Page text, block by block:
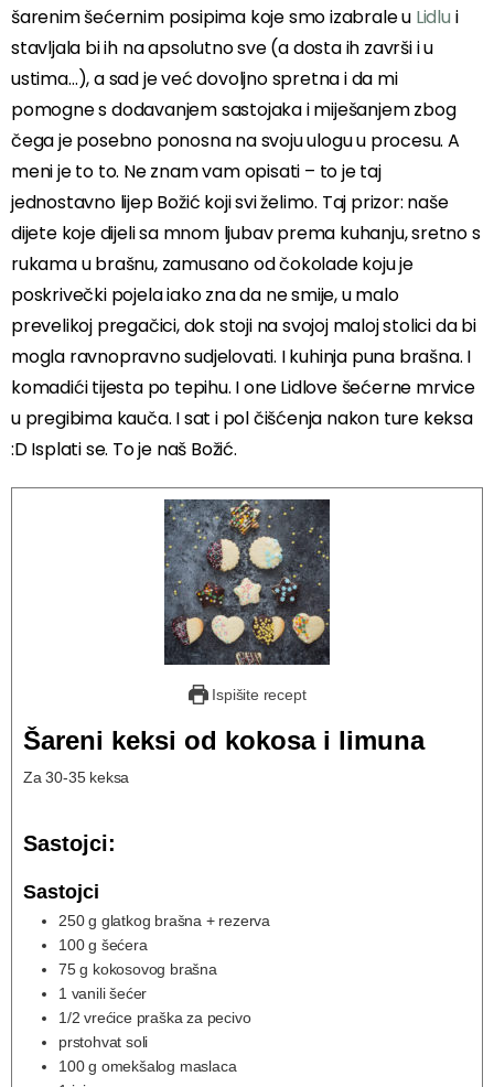
šarenim šećernim posipima koje smo izabrale u Lidlu i
stavljala bi ih na apsolutno sve (a dosta ih završi i u
ustima…), a sad je već dovoljno spretna i da mi
pomogne s dodavanjem sastojaka i miješanjem zbog
čega je posebno ponosna na svoju ulogu u procesu. A
meni je to to. Ne znam vam opisati – to je taj
jednostavno lijep Božić koji svi želimo. Taj prizor: naše
dijete koje dijeli sa mnom ljubav prema kuhanju, sretno s
rukama u brašnu, zamusano od čokolade koju je
poskrivečki pojela iako zna da ne smije, u malo
prevelikoj pregačici, dok stoji na svojoj maloj stolici da bi
mogla ravnopravno sudjelovati. I kuhinja puna brašna. I
komadići tijesta po tepihu. I one Lidlove šećerne mrvice
u pregibima kauča. I sat i pol čišćenja nakon ture keksa
:D Isplati se. To je naš Božić.
Ispišite recept
Šareni keksi od kokosa i limuna
Za 30-35 keksa
Sastojci:
Sastojci
250 g glatkog brašna + rezerva
100 g šećera
75 g kokosovog brašna
1 vanili šećer
1/2 vrećice praška za pecivo
prstohvat soli
100 g omekšalog maslaca